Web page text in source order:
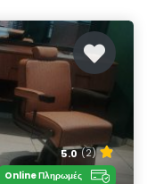
5.0 (2)
Online Πληρωμές